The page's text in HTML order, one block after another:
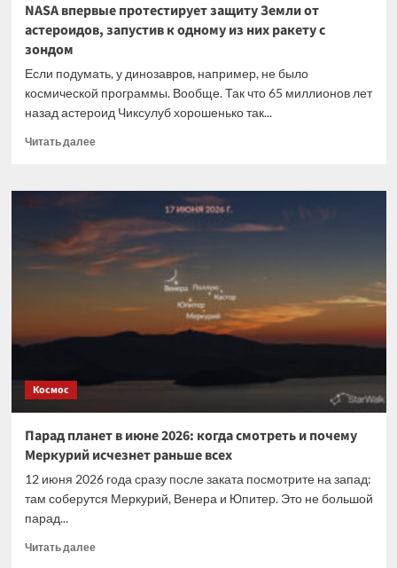
NASA впервые протестирует защиту Земли от
астероидов, запустив к одному из них ракету с
зондом
Если подумать, у динозавров, например, не было
космической программы. Вообще. Так что 65 миллионов лет
назад астероид Чиксулуб хорошенько так...
Читать далееПрочитать
NASA
протестирует
защиту
Земли
от
запустив
одному
Космос
Парад планет в июне 2026: когда смотреть и почему
Меркурий исчезнет раньше всех
12 июня 2026 года сразу после заката посмотрите на запад:
там соберутся Меркурий, Венера и Юпитер. Это не большой
парад...
Читать далееПрочитать